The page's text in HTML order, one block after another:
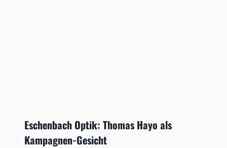
Eschenbach Optik: Thomas Hayo als
Kampagnen-Gesicht